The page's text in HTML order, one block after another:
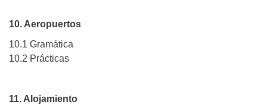
10. Aeropuertos
10.1 Gramática
10.2 Prácticas
11. Alojamiento